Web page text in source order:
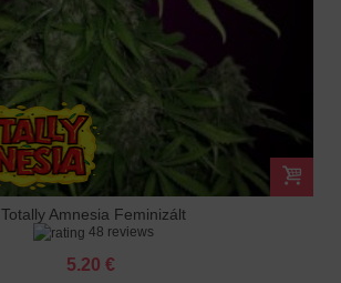
Totally Amnesia Feminizált
48 reviews
5.20 €